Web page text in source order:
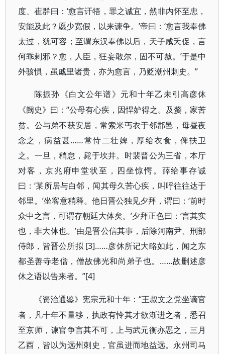
度、崔群曰：‘愈言讦牾，罪之诚宜，然非内怀至忠，
安能及此？愿少宽假，以来谏争。’帝曰：‘愈言我奉佛
太过，犹可容；至谓东汉奉佛以后，天子咸夭促，言
何乖剌邪？愈，人臣，狂妄敢尔，固不可赦。’于是中
外骇惧，虽戚里诸贵，亦为愈言，乃贬潮州刺史。”
陈振孙《白文公年谱》元和十年乙未引高彦休
《阙史》曰：“公母有心疾，因悍妒得之。及嫠，家苦
贫。公与弟不获安居，常索米丐衣于邻郡邑，母昼夜
念之，病益甚……常恃二壮婢，厚给衣食，俾扶卫
之。一旦，稍怠，毙于坎井。时裴晋公为三省，本厅
对客，京兆府申堂状至，四坐惊愕。薛给事存诚
曰：‘某所居与白邻，闻其母久苦心疾，叫呼往往达于
邻里。’坐客意稍释。他日晋公独见夕拜，谓曰：‘前时
众中之言，可谓存朝廷大体矣。’夕拜正色曰：‘言其实
也，非大体也。’由是晋公信其事，后除河南尹、刑部
侍郎，皆晋公所拟 [3]……彦休所记大略如此，闻之东
都圣善寺老僧，僧故佛光和尚弟子也。……故删述彦
休之语以告来者。”[4]
《资治通鉴》宪宗元和十年：“王叔文之党坐谪官
者，凡十年不量移，执政有怜其才欲渐进之者，悉召
至京师，谏官争言其不可，上与武元衡亦恶之，三月
乙酉，皆以为远州刺史，官虽进而地益远。永州司马